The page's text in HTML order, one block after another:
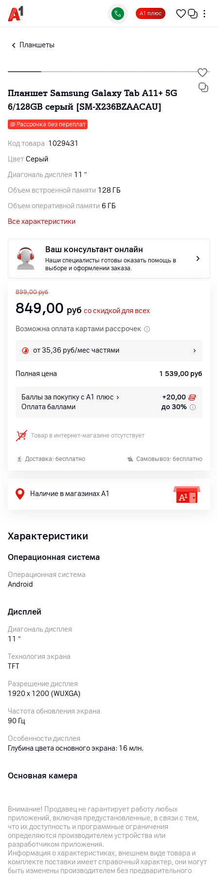
А1 плюс
Планшеты
Планшет Samsung Galaxy Tab A11+ 5G
6/128GB серый [SM-X236BZAACAU]
Рассрочка без переплат
Код товара 1029431
Цвет Серый
Диагональ дисплея 11 ″
Объем встроенной памяти 128 ГБ
Объем оперативной памяти 6 ГБ
Все характеристики
Ваш консультант онлайн
Наши специалисты готовы оказать помощь в
выборе и оформлении заказа.
899,00 руб
849,00 руб со скидкой для всех
Возможна оплата картами рассрочек
от 35,36 руб/мес частями
Полная цена 1 539,00 руб
Баллы за покупку с А1 плюс +20,00
Оплата баллами
до 30%
Товар в интернет-магазине отсутствует
Доставка: бесплатно Самовывоз: бесплатно
Наличие в магазинах А1
Характеристики
Операционная система
Операционная система
Android
Дисплей
Диагональ дисплея
11 ″
Технология экрана
TFT
Разрешение дисплея
1920 x 1200 (WUXGA)
Частота обновления экрана
90 Гц
Особенности дисплея
Глубина цвета основного экрана: 16 млн.
Основная камера
Разрешение видео
1080p
Автофокус
да
Внимание! Продавец не гарантирует работу любых
приложений, включая предустановленные, в связи с тем,
что их доступность и программные ограничения
определяются производителем устройства или
разработчиком приложения.
Информация о характеристиках, внешнем виде товара и
комплекте поставки имеет справочный характер, они могут
быть изменены производителем без предварительного